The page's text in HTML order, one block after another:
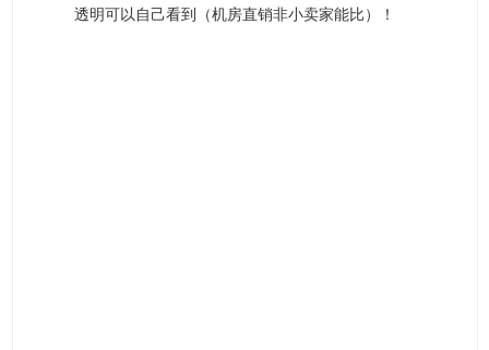
透明可以自己看到（机房直销非小卖家能比）！